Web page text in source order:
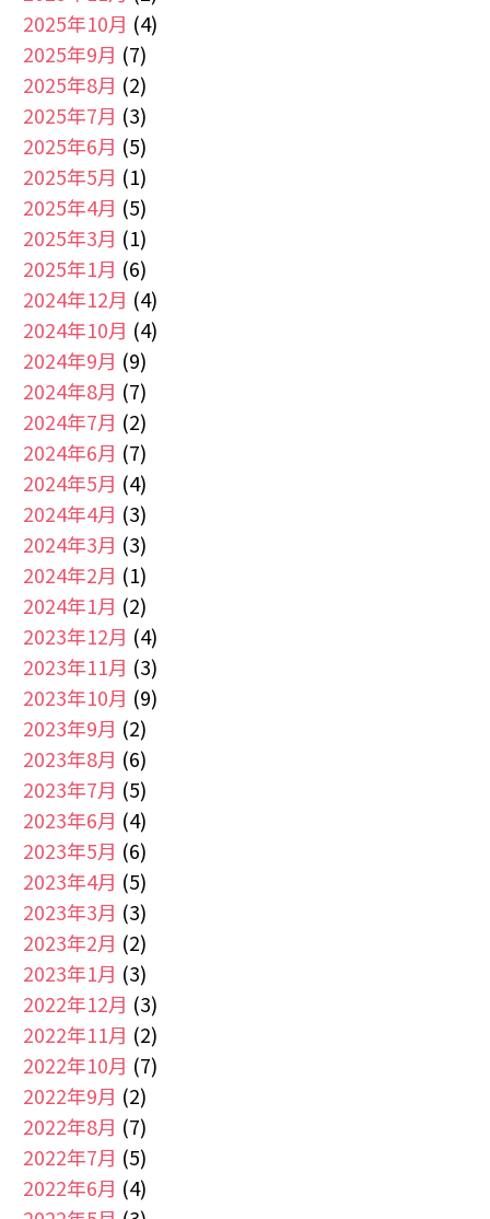
2025年10月 (4)
2025年9月 (7)
2025年8月 (2)
2025年7月 (3)
2025年6月 (5)
2025年5月 (1)
2025年4月 (5)
2025年3月 (1)
2025年1月 (6)
2024年12月 (4)
2024年10月 (4)
2024年9月 (9)
2024年8月 (7)
2024年7月 (2)
2024年6月 (7)
2024年5月 (4)
2024年4月 (3)
2024年3月 (3)
2024年2月 (1)
2024年1月 (2)
2023年12月 (4)
2023年11月 (3)
2023年10月 (9)
2023年9月 (2)
2023年8月 (6)
2023年7月 (5)
2023年6月 (4)
2023年5月 (6)
2023年4月 (5)
2023年3月 (3)
2023年2月 (2)
2023年1月 (3)
2022年12月 (3)
2022年11月 (2)
2022年10月 (7)
2022年9月 (2)
2022年8月 (7)
2022年7月 (5)
2022年6月 (4)